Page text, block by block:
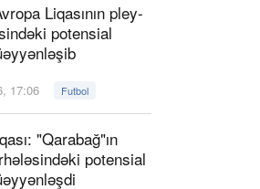
Liqasının pley-
potensial
17:06 Futbol
"Qarabağ"ın
potensial